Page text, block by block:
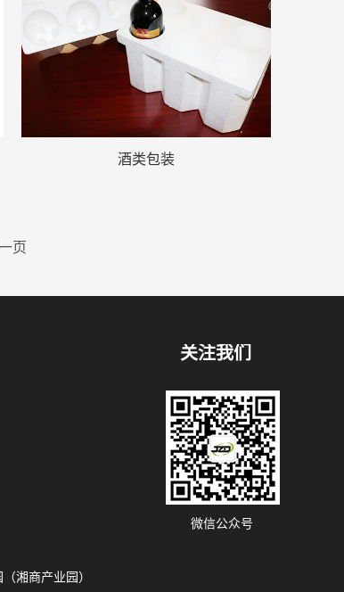
酒类包装
页
关注我们
微信公众号
湘商产业园）